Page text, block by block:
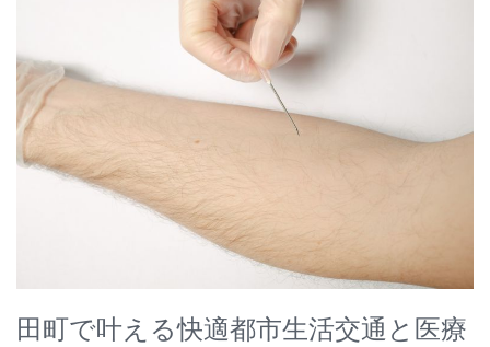
田町で叶える快適都市生活交通と医療